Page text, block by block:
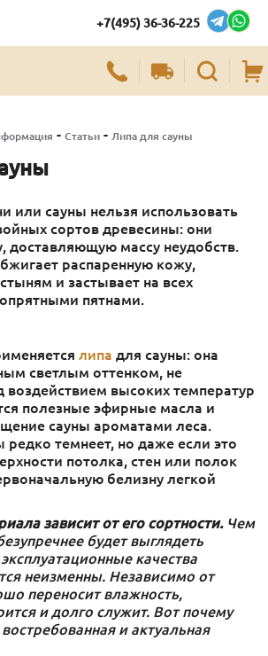
+7(495) 36-36-225
- Статьи - Липа для сауны
или сауны нельзя использовать
сортов древесины: они
доставляющую массу неудобств.
распаренную кожу,
и застывает на всех
пятнами.
липа для сауны: она
светлым оттенком, не
воздействием высоких температур
полезные эфирные масла и
сауны ароматами леса.
темнеет, но даже если это
потолка, стен или полок
белизну легкой
зависит от его сортности.Чем
будет выглядеть
качества
неизменны. Независимо от
переносит влажность,
и долго служит. Вот почему
и актуальная